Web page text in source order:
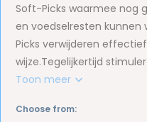
Soft-Picks waarmee nog
en voedselresten kunnen
Picks verwijderen
wijze.Tegelijkertijd
Toon meer
Choose from: